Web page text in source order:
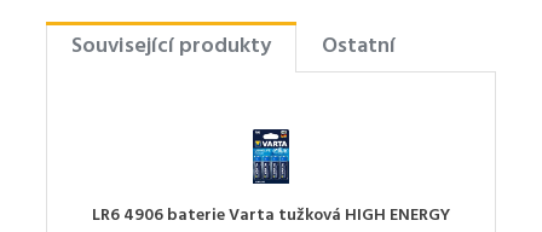
Související produkty Ostatní
LR6 4906 baterie Varta tužková HIGH ENERGY